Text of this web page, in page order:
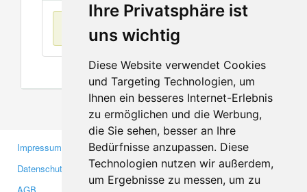
Ihre Privatsphäre ist
uns wichtig
Diese Website verwendet Cookies
und Targeting Technologien, um
Ihnen ein besseres Internet-Erlebnis
zu ermöglichen und die Werbung,
die Sie sehen, besser an Ihre
Bedürfnisse anzupassen. Diese
Technologien nutzen wir außerdem,
um Ergebnisse zu messen, um zu
Keine Einträge
Impressum
Datenschutzerklärung
AGB
Gewerbetreibende
Investoren